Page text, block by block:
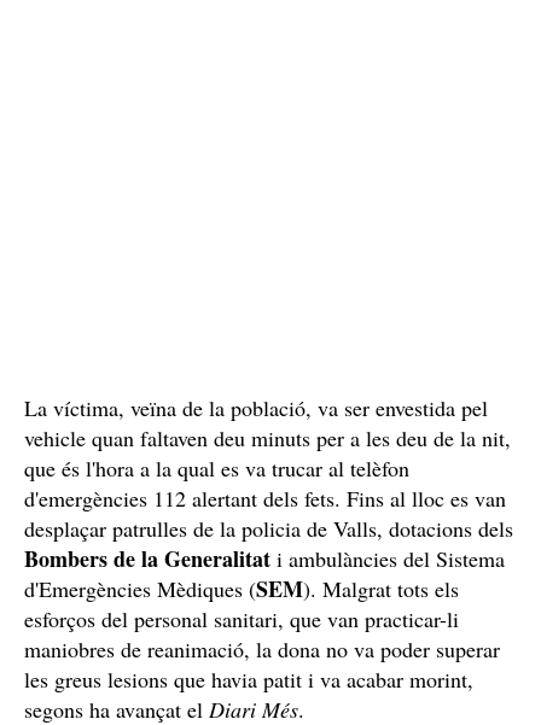
La víctima, veïna de la població, va ser envestida pel
vehicle quan faltaven deu minuts per a les deu de la nit,
que és l'hora a la qual es va trucar al telèfon
d'emergències 112 alertant dels fets. Fins al lloc es van
desplaçar patrulles de la policia de Valls, dotacions dels
Bombers de la Generalitat i ambulàncies del Sistema
d'Emergències Mèdiques (SEM). Malgrat tots els
esforços del personal sanitari, que van practicar-li
maniobres de reanimació, la dona no va poder superar
les greus lesions que havia patit i va acabar morint,
segons ha avançat el Diari Més.